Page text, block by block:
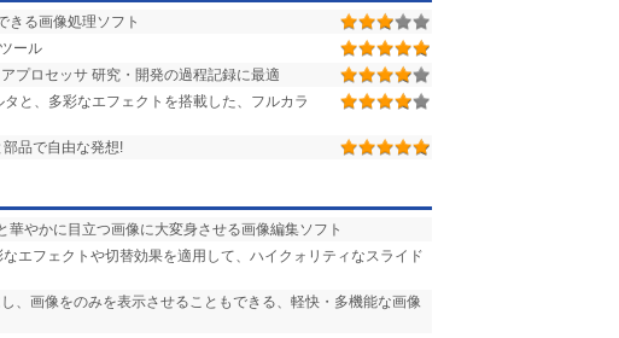
きる画像処理ソフト
ール
プロセッサ 研究・開発の過程記録に最適
と、多彩なエフェクトを搭載した、フルカラ
品で自由な発想!
華やかに目立つ画像に大変身させる画像編集ソフト
エフェクトや切替効果を適用して、ハイクォリティなスライド
、画像をのみを表示させることもできる、軽快・多機能な画像